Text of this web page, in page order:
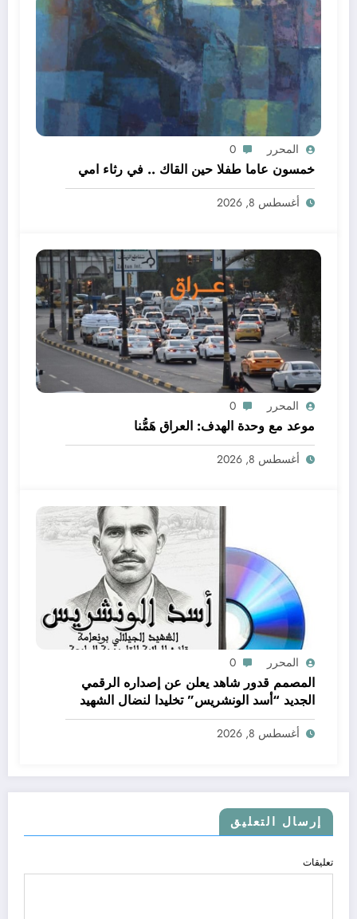
المحرر 0
خمسون عاما طفلا حين القاك .. في رثاء امي
أغسطس 8, 2026
المحرر 0
موعد مع وحدة الهدف: العراق هَمُّنا
أغسطس 8, 2026
المحرر 0
المصمم قدور شاهد يعلن عن إصداره الرقمي
الجديد “أسد الونشريس” تخليدا لنضال الشهيد
الجيلالي بونعامة
أغسطس 8, 2026
إرسال التعليق
تعليقات